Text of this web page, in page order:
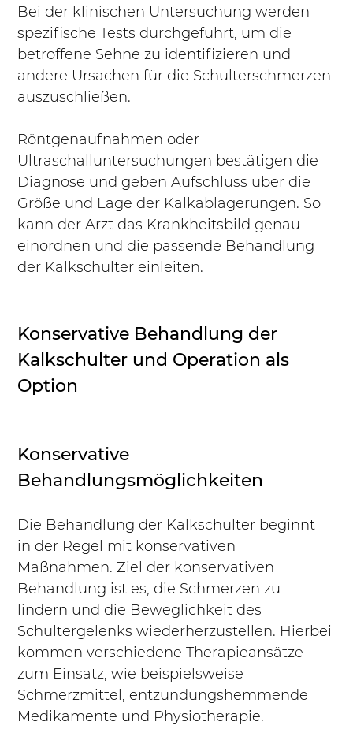
Bei der klinischen Untersuchung werden
spezifische Tests durchgeführt, um die
betroffene Sehne zu identifizieren und
andere Ursachen für die Schulterschmerzen
auszuschließen.
Röntgenaufnahmen oder
Ultraschalluntersuchungen bestätigen die
Diagnose und geben Aufschluss über die
Größe und Lage der Kalkablagerungen. So
kann der Arzt das Krankheitsbild genau
einordnen und die passende Behandlung
der Kalkschulter einleiten.
Konservative Behandlung der
Kalkschulter und Operation als
Option
Konservative
Behandlungsmöglichkeiten
Die Behandlung der Kalkschulter beginnt
in der Regel mit konservativen
Maßnahmen. Ziel der konservativen
Behandlung ist es, die Schmerzen zu
lindern und die Beweglichkeit des
Schultergelenks wiederherzustellen. Hierbei
kommen verschiedene Therapieansätze
zum Einsatz, wie beispielsweise
Schmerzmittel, entzündungshemmende
Medikamente und Physiotherapie.